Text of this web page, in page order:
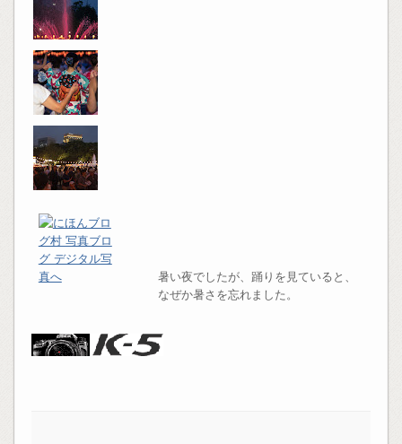
暑い夜でしたが、踊りを見ていると、
なぜか暑さを忘れました。